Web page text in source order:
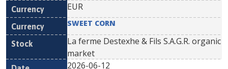
EUR
SWEET CORN
La ferme Destexhe & Fils S.A.G.R. organic
market
2026-06-12